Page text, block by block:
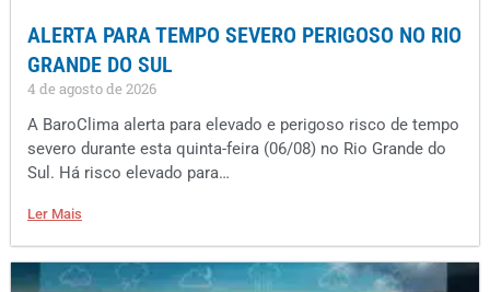
ALERTA PARA TEMPO SEVERO PERIGOSO NO RIO
GRANDE DO SUL
4 de agosto de 2026
A BaroClima alerta para elevado e perigoso risco de tempo
severo durante esta quinta-feira (06/08) no Rio Grande do
Sul. Há risco elevado para…
Ler Mais